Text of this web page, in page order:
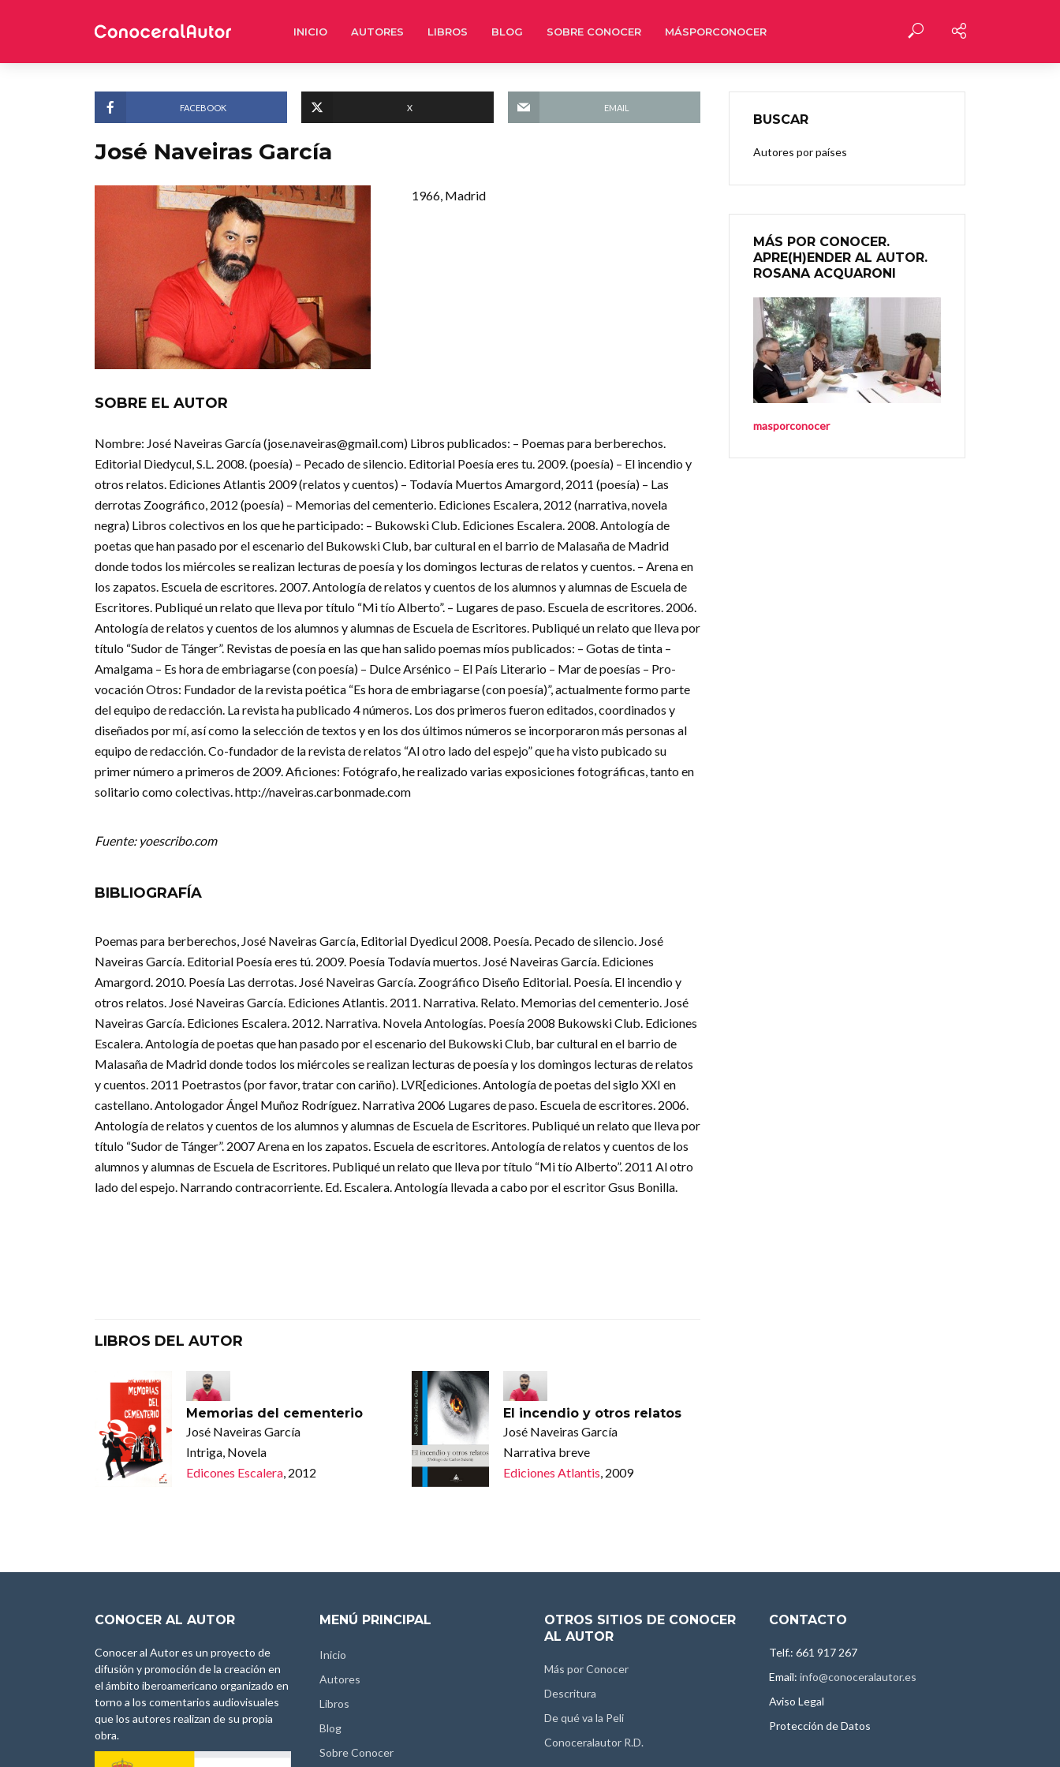
INICIO AUTORES LIBROS BLOG SOBRE CONOCER MÁSPORCONOCER
FACEBOOK X EMAIL
José Naveiras García
1966, Madrid
SOBRE EL AUTOR
Nombre: José Naveiras García (jose.naveiras@gmail.com) Libros publicados: – Poemas para berberechos.
Editorial Diedycul, S.L. 2008. (poesía) – Pecado de silencio. Editorial Poesía eres tu. 2009. (poesía) – El incendio y
otros relatos. Ediciones Atlantis 2009 (relatos y cuentos) – Todavía Muertos Amargord, 2011 (poesía) – Las
derrotas Zoográfico, 2012 (poesía) – Memorias del cementerio. Ediciones Escalera, 2012 (narrativa, novela
negra) Libros colectivos en los que he participado: – Bukowski Club. Ediciones Escalera. 2008. Antología de
poetas que han pasado por el escenario del Bukowski Club, bar cultural en el barrio de Malasaña de Madrid
donde todos los miércoles se realizan lecturas de poesía y los domingos lecturas de relatos y cuentos. – Arena en
los zapatos. Escuela de escritores. 2007. Antología de relatos y cuentos de los alumnos y alumnas de Escuela de
Escritores. Publiqué un relato que lleva por título “Mi tío Alberto”. – Lugares de paso. Escuela de escritores. 2006.
Antología de relatos y cuentos de los alumnos y alumnas de Escuela de Escritores. Publiqué un relato que lleva por
título “Sudor de Tánger”. Revistas de poesía en las que han salido poemas míos publicados: – Gotas de tinta –
Amalgama – Es hora de embriagarse (con poesía) – Dulce Arsénico – El País Literario – Mar de poesías – Pro-
vocación Otros: Fundador de la revista poética “Es hora de embriagarse (con poesía)”, actualmente formo parte
del equipo de redacción. La revista ha publicado 4 números. Los dos primeros fueron editados, coordinados y
diseñados por mí, así como la selección de textos y en los dos últimos números se incorporaron más personas al
equipo de redacción. Co-fundador de la revista de relatos “Al otro lado del espejo” que ha visto pubicado su
primer número a primeros de 2009. Aficiones: Fotógrafo, he realizado varias exposiciones fotográficas, tanto en
solitario como colectivas. http://naveiras.carbonmade.com
Fuente: yoescribo.com
BIBLIOGRAFÍA
Poemas para berberechos, José Naveiras García, Editorial Dyedicul 2008. Poesía. Pecado de silencio. José
Naveiras García. Editorial Poesía eres tú. 2009. Poesía Todavía muertos. José Naveiras García. Ediciones
Amargord. 2010. Poesía Las derrotas. José Naveiras García. Zoográfico Diseño Editorial. Poesía. El incendio y
otros relatos. José Naveiras García. Ediciones Atlantis. 2011. Narrativa. Relato. Memorias del cementerio. José
Naveiras García. Ediciones Escalera. 2012. Narrativa. Novela Antologías. Poesía 2008 Bukowski Club. Ediciones
Escalera. Antología de poetas que han pasado por el escenario del Bukowski Club, bar cultural en el barrio de
Malasaña de Madrid donde todos los miércoles se realizan lecturas de poesía y los domingos lecturas de relatos
y cuentos. 2011 Poetrastos (por favor, tratar con cariño). LVR[ediciones. Antología de poetas del siglo XXI en
castellano. Antologador Ángel Muñoz Rodríguez. Narrativa 2006 Lugares de paso. Escuela de escritores. 2006.
Antología de relatos y cuentos de los alumnos y alumnas de Escuela de Escritores. Publiqué un relato que lleva por
título “Sudor de Tánger”. 2007 Arena en los zapatos. Escuela de escritores. Antología de relatos y cuentos de los
alumnos y alumnas de Escuela de Escritores. Publiqué un relato que lleva por título “Mi tío Alberto”. 2011 Al otro
lado del espejo. Narrando contracorriente. Ed. Escalera. Antología llevada a cabo por el escritor Gsus Bonilla.
LIBROS DEL AUTOR
Memorias del cementerio
José Naveiras García
Intriga, Novela
Edicones Escalera, 2012
El incendio y otros relatos
José Naveiras García
Narrativa breve
Ediciones Atlantis , 2009
BUSCAR
Autores por países
MÁS POR CONOCER.
APRE(H)ENDER AL AUTOR.
ROSANA ACQUARONI
masporconocer
CONOCER AL AUTOR
Conocer al Autor es un proyecto de
difusión y promoción de la creación en
el ámbito iberoamericano organizado en
torno a los comentarios audiovisuales
que los autores realizan de su propia
obra.
MENÚ PRINCIPAL
Inicio
Autores
Libros
Blog
Sobre Conocer
OTROS SITIOS DE CONOCER
AL AUTOR
Más por Conocer
Descritura
De qué va la Peli
Conoceralautor R.D.
CONTACTO
Telf.: 661 917 267
Email: info@conoceralautor.es
Aviso Legal
Protección de Datos